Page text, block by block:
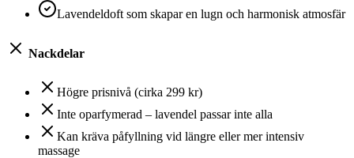
Lavendeldoft som skapar en lugn och harmonisk atmosfär
Nackdelar
Högre prisnivå (cirka 299 kr)
Inte oparfymerad – lavendel passar inte alla
Kan kräva påfyllning vid längre eller mer intensiv
massage